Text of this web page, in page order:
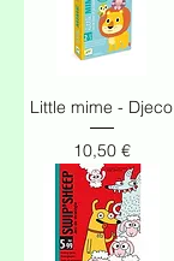
Little mime - Djeco
Prix
10,50 €